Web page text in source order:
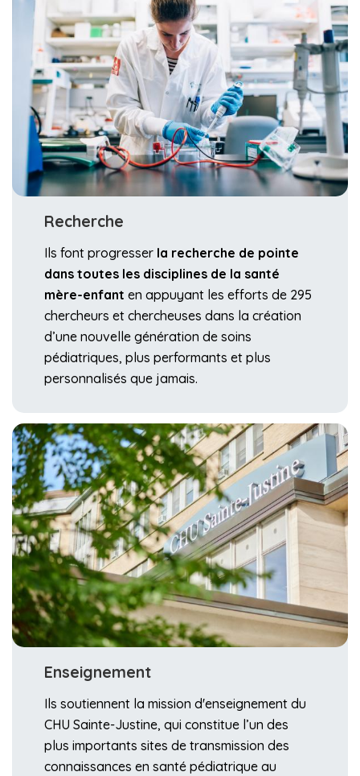
Recherche
Ils font progresser la recherche de pointe
dans toutes les disciplines de la santé
mère-enfant en appuyant les efforts de 295
chercheurs et chercheuses dans la création
d’une nouvelle génération de soins
pédiatriques, plus performants et plus
personnalisés que jamais.
Enseignement
Ils soutiennent la mission d'enseignement du
CHU Sainte-Justine, qui constitue l’un des
plus importants sites de transmission des
connaissances en santé pédiatrique au